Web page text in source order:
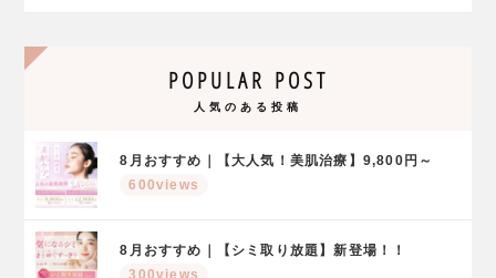
POPULAR POST
人気のある投稿
8月おすすめ｜【大人気！美肌治療】9,800円～
600views
8月おすすめ｜【シミ取り放題】新登場！！